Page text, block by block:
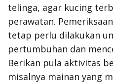
telinga, agar kucing
perawatan.
tetap perlu dilakukan
pertumbuhan dan
Berikan pula aktivitas
misalnya mainan yang